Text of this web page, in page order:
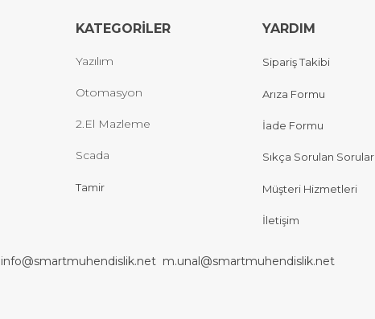
KATEGORİLER
Yazılım
Otomasyon
2.El Mazleme
Scada
Tamir
YARDIM
Sipariş Takibi
Arıza Formu
İade Formu
Sıkça Sorulan Sorular
Müşteri Hizmetleri
İletişim
info@smartmuhendislik.net m.unal@smartmuhendislik.net